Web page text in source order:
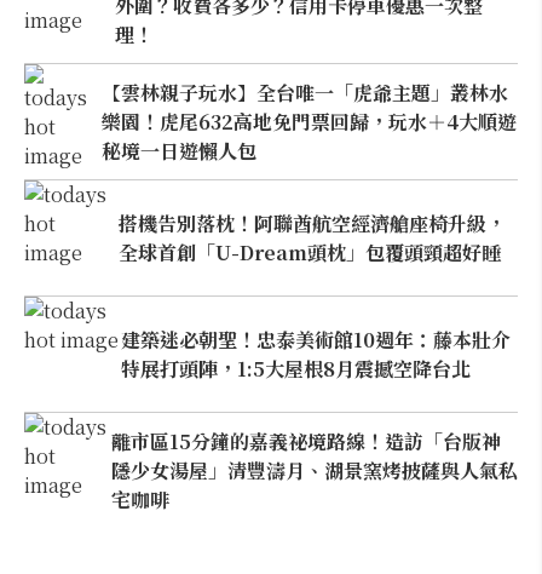
理！
【雲林親子玩水】全台唯一「虎爺主題」叢林水
樂園！虎尾632高地免門票回歸，玩水＋4大順遊
秘境一日遊懶人包
搭機告別落枕！阿聯酋航空經濟艙座椅升級，
全球首創「U-Dream頭枕」包覆頭頸超好睡
建築迷必朝聖！忠泰美術館10週年：藤本壯介
特展打頭陣，1:5大屋根8月震撼空降台北
離市區15分鐘的嘉義祕境路線！造訪「台版神
隱少女湯屋」清豐濤月、湖景窯烤披薩與人氣私
宅咖啡